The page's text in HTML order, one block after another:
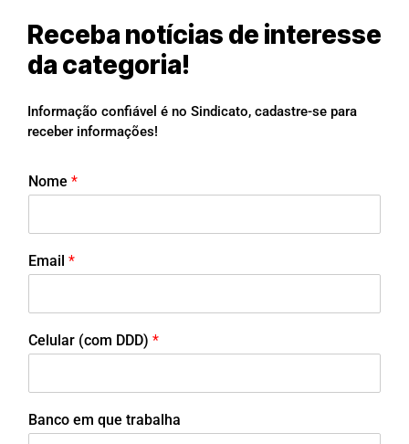
Receba notícias de interesse
da categoria!
Informação confiável é no Sindicato, cadastre-se para
receber informações!
Nome *
Email *
Celular (com DDD) *
Banco em que trabalha